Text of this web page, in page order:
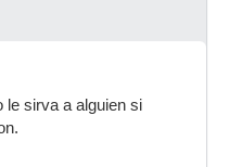
le sirva a alguien si